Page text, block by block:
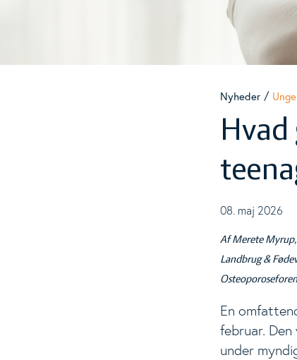
Nyheder
08. maj 2026
Af Merete
Landbrug &
En
februar.
under